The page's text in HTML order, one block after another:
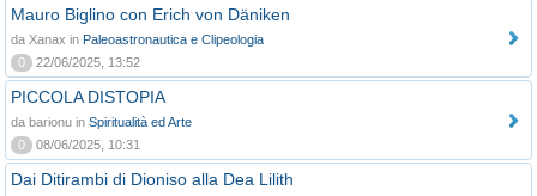
Mauro Biglino con Erich von Däniken
da Xanax in Paleoastronautica e Clipeologia
0
22/06/2025, 13:52
PICCOLA DISTOPIA
da barionu in Spiritualità ed Arte
0
08/06/2025, 10:31
Dai Ditirambi di Dioniso alla Dea Lilith